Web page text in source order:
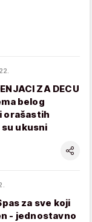
ZA DECU
belog
orašastih
ukusni
za sve koji
- jednostavno